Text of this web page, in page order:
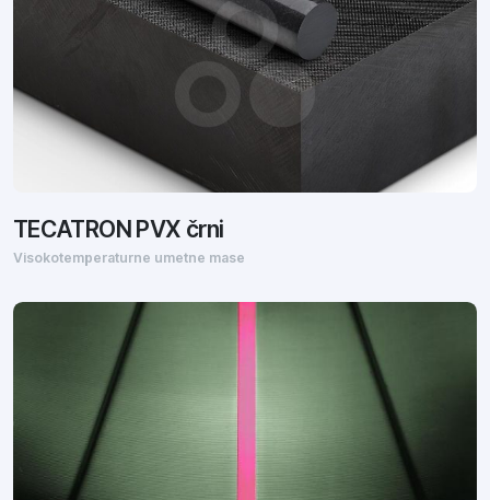
TECATRON PVX črni
Visokotemperaturne umetne mase